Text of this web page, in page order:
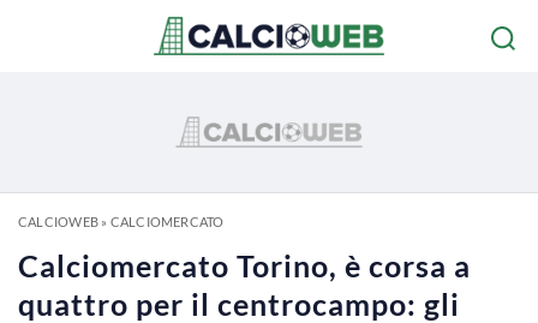
CALCIOWEB» CALCIOMERCATO
Calciomercato Torino, è corsa a
quattro per il centrocampo: gli